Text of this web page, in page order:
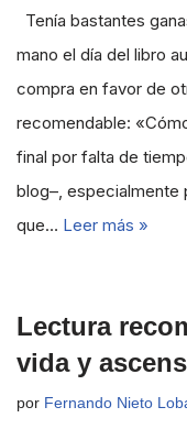
Tenía bastantes
mano el día del libro
compra en favor de
recomendable:
final por falta de
blog–, especialmente
que… Leer más »
Lectura
vida y
por Fernando Nieto